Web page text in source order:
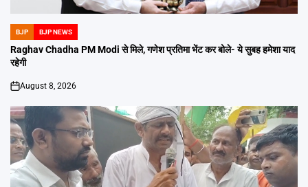
POSTED
IN
BJP BJP NEWS
Raghav Chadha PM Modi से मिले, गणेश प्रतिमा भेंट कर बोले- ये सुबह हमेशा याद
रहेगी
on
August 8, 2026